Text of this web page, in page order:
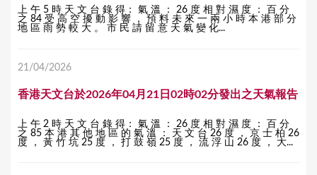
上 午 5 時 天 文 台 錄 得： 氣 溫 ： 26 度 相 對 濕 度 ： 百 分
之 84 受 高 空 擾 動 影 響 ， 預 料 未 來 一 兩 小 時 本 港 部 分
地 區 雨 勢 較 大 。 市 民 請 留 意 天 氣 變 化...
21/04/2026
香港天文台於2026年04月21日02時02分發出之天氣報告
上 午 2 時 天 文 台 錄 得： 氣 溫 ： 26 度 相 對 濕 度 ： 百 分
之 85 本 港 其 他 地 區 的 氣 溫 ： 天 文 台 26 度 ， 京 士 柏 26
度 ， 黃 竹 坑 25 度 ， 打 鼓 嶺 25 度 ， 流 浮 山 26 度 ， 大...